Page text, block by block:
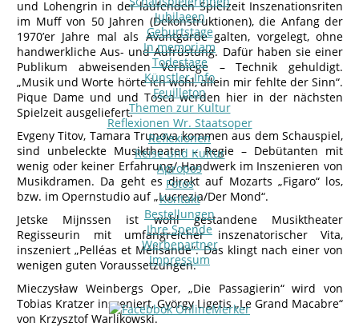
Jubilaeen
Geburtstage
In memoriam
Todestage
Künstler-Info
Feuilleton
Themen zur Kultur
Reflexionen Wr. Staatsoper
Reflexionen
Reise und Kultur
Apropos
Fotos
Kontakt
Bestellungen
Ihre Spende
Werbepartner
Impressum
und Lohengrin in der laufenden Spielzeit Inszenationsriten
im Muff von 50 Jahren (Dekonstruktionen), die Anfang der
1970’er Jahre mal als Avantgarde galten, vorgelegt, ohne
handwerkliche Aus- und Aufrüstung. Dafür haben sie einer
Publikum abweisenden Verbiege – Technik gehuldigt.
„Musik und Worte hörte ich wohl, allein mir fehlte der Sinn“.
Pique Dame und und Tosca werden hier in der nächsten
Spielzeit ausgeliefert.
Evgeny Titov, Tamara Trunova kommen aus dem Schauspiel,
sind unbeleckte Musiktheater – Regie – Debütanten mit
wenig oder keiner Erfahrung/ Handwerk im Inszenieren von
Musikdramen. Da geht es direkt auf Mozarts „Figaro“ los,
bzw. im Opernstudio auf „Lucrezia/Der Mond“.
Jetske Mijnssen ist wohl gestandene Musiktheater
Regisseurin mit umfangreicher inszenatorischer Vita,
inszeniert „Pelléas et Mélisande“. Das klingt nach einer von
wenigen guten Voraussetzungen.
Mieczysław Weinbergs Oper, „Die Passagierin“ wird von
Tobias Kratzer inszeniert, György Ligetis „Le Grand Macabre“
von Krzysztof Warlikowski.